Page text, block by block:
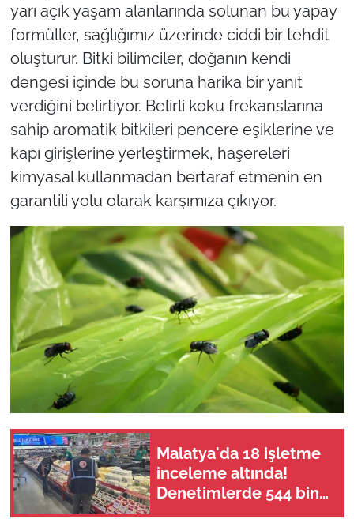
yarı açık yaşam alanlarında solunan bu yapay
formüller, sağlığımız üzerinde ciddi bir tehdit
oluşturur. Bitki bilimciler, doğanın kendi
dengesi içinde bu soruna harika bir yanıt
verdiğini belirtiyor. Belirli koku frekanslarına
sahip aromatik bitkileri pencere eşiklerine ve
kapı girişlerine yerleştirmek, haşereleri
kimyasal kullanmadan bertaraf etmenin en
garantili yolu olarak karşımıza çıkıyor.
Malatya'da 18 işletme
inceleme altında!
Denetimlerde 544 bin
liralık ceza kesildi